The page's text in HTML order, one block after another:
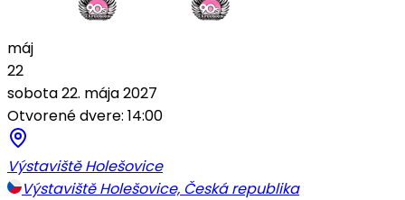
máj
22
sobota 22. mája 2027
Otvorené dvere: 14:00
Výstaviště Holešovice
Výstaviště Holešovice, Česká republika